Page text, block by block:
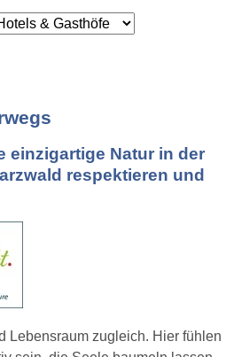
einzigartige Natur in der
respektieren und
Lebensraum zugleich. Hier fühlen